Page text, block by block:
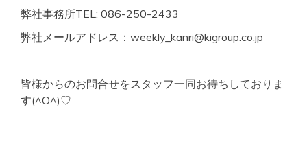
弊社事務所TEL: 086-250-2433
弊社メールアドレス：weekly_kanri@kigroup.co.jp
皆様からのお問合せをスタッフ一同お待ちしておりま
す(^O^)♡